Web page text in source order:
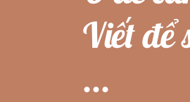
Viết để
...